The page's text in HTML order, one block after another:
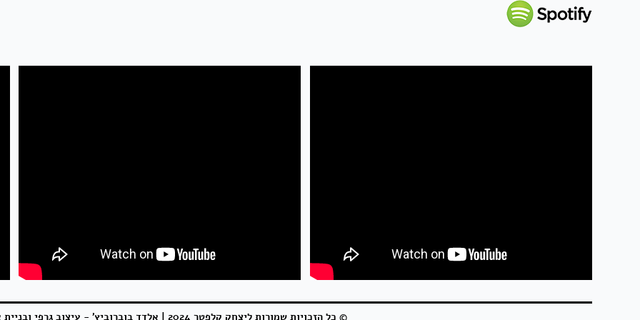
© כל הזכויות שמורות ליצחק קלפטר 2024 | אלדד בוברוביץ' - עיצוב גרפי